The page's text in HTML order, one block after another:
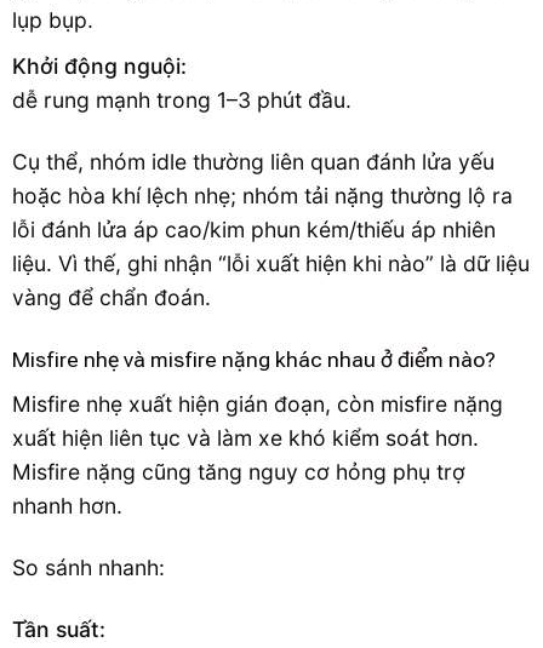
lụp bụp.
Khởi động nguội:
dễ rung mạnh trong 1–3 phút đầu.
Cụ thể, nhóm idle thường liên quan đánh lửa yếu
hoặc hòa khí lệch nhẹ; nhóm tải nặng thường lộ ra
lỗi đánh lửa áp cao/kim phun kém/thiếu áp nhiên
liệu. Vì thế, ghi nhận “lỗi xuất hiện khi nào” là dữ liệu
vàng để chẩn đoán.
Misfire nhẹ và misfire nặng khác nhau ở điểm nào?
Misfire nhẹ xuất hiện gián đoạn, còn misfire nặng
xuất hiện liên tục và làm xe khó kiểm soát hơn.
Misfire nặng cũng tăng nguy cơ hỏng phụ trợ
nhanh hơn.
So sánh nhanh:
Tần suất: